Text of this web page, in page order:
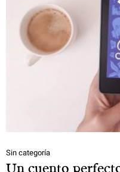
Sin categoría
Un cuento